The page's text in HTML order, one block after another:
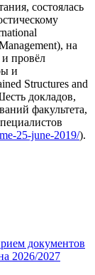
состоялась
на
провёл
и
Structures and
докладов,
факультета,
25-june-2019/).